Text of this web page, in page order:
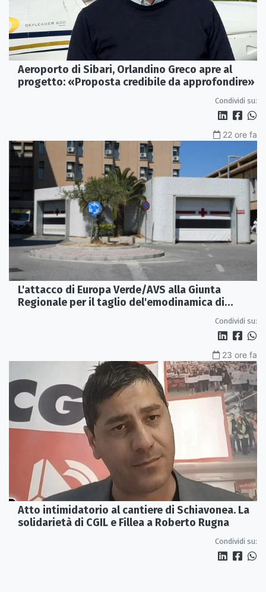
Aeroporto di Sibari, Orlandino Greco apre al
progetto: «Proposta credibile da approfondire»
Condividi su:
22 ore fa
L'attacco di Europa Verde/AVS alla Giunta
Regionale per il taglio del'emodinamica di
Condividi su:
23 ore fa
Atto intimidatorio al cantiere di Schiavonea. La
solidarietà di CGIL e Fillea a Roberto Rugna
Condividi su: